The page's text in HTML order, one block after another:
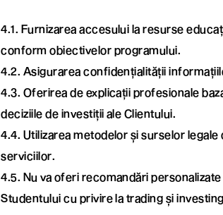
4.1. Furnizarea accesului la resurse
conform obiectivelor programului.
4.2. Asigurarea confidențialității
4.3. Oferirea de explicații profesionale
deciziile de investiții ale Clientului.
4.4. Utilizarea metodelor și surselor
serviciilor.
4.5. Nu va oferi recomandări
Studentului cu privire la trading și